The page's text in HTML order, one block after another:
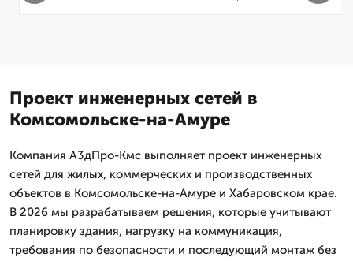
Проект инженерных сетей в
Комсомольске-на-Амуре
Компания А3дПро-Кмс выполняет проект инженерных
сетей для жилых, коммерческих и производственных
объектов в Комсомольске-на-Амуре и Хабаровском крае.
В 2026 мы разрабатываем решения, которые учитывают
планировку здания, нагрузку на коммуникация,
требования по безопасности и последующий монтаж без